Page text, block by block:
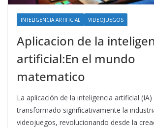
INTELIGENCIA ARTIFICIAL VIDEOJUEGOS
Aplicacion de la
artificial:En el mundo
matematico
La aplicación de la inteligencia artificial (IA)
transformado significativamente la
videojuegos, revolucionando desde la